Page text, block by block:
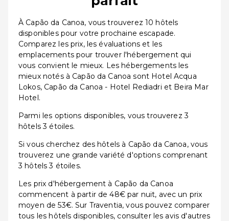
À Capão da Canoa, vous trouverez 10 hôtels
disponibles pour votre prochaine escapade.
Comparez les prix, les évaluations et les
emplacements pour trouver l'hébergement qui
vous convient le mieux. Les hébergements les
mieux notés à Capão da Canoa sont Hotel Acqua
Lokos, Capão da Canoa - Hotel Rediadri et Beira Mar
Hotel.
Parmi les options disponibles, vous trouverez 3
hôtels 3 étoiles.
Si vous cherchez des hôtels à Capão da Canoa, vous
trouverez une grande variété d'options comprenant
3 hôtels 3 étoiles.
Les prix d'hébergement à Capão da Canoa
commencent à partir de 48€ par nuit, avec un prix
moyen de 53€. Sur Traventia, vous pouvez comparer
tous les hôtels disponibles, consulter les avis d'autres